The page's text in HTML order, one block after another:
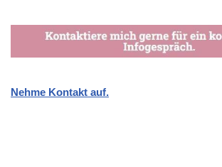
Nehme Kontakt auf.